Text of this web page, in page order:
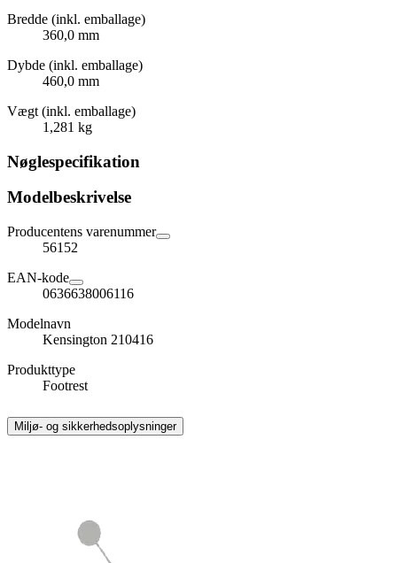
Bredde (inkl. emballage)
360,0 mm
Dybde (inkl. emballage)
460,0 mm
Vægt (inkl. emballage)
1,281 kg
Nøglespecifikation
Modelbeskrivelse
Producentens varenummer
56152
EAN-kode
0636638006116
Modelnavn
Kensington 210416
Produkttype
Footrest
Miljø- og sikkerhedsoplysninger